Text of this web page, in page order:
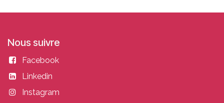
Nous suivre
Facebook
Linkedin
Instagram